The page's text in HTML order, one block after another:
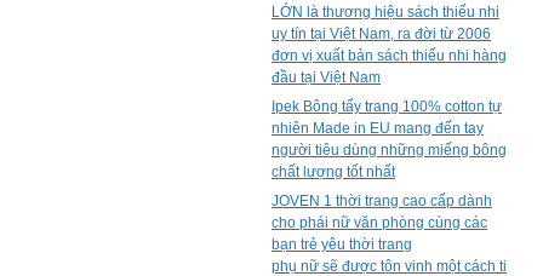
LỚN là thương hiệu sách thiếu nhi
uy tín tại Việt Nam, ra đời từ 2006
đơn vị xuất bản sách thiếu nhi hàng
đầu tại Việt Nam
Ipek Bông tẩy trang 100% cotton tự
nhiên Made in EU mang đến tay
người tiêu dùng những miếng bông
chất lượng tốt nhất
JOVEN 1 thời trang cao cấp dành
cho phái nữ văn phòng cùng các
bạn trẻ yêu thời trang
phụ nữ sẽ được tôn vinh một cách ti